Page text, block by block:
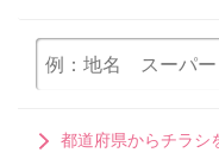
都道府県からチラシ